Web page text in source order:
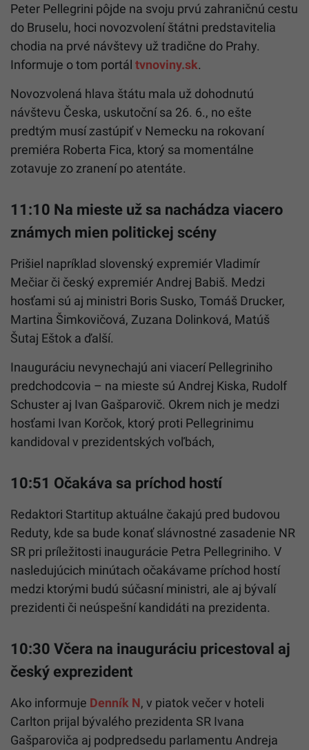
Peter Pellegrini pôjde na svoju prvú zahraničnú cestu
do Bruselu, hoci novozvolení štátni predstavitelia
chodia na prvé návštevy už tradične do Prahy.
Informuje o tom portál tvnoviny.sk.
Novozvolená hlava štátu mala už dohodnutú
návštevu Česka, uskutoční sa 26. 6., no ešte
predtým musí zastúpiť v Nemecku na rokovaní
premiéra Roberta Fica, ktorý sa momentálne
zotavuje zo zranení po atentáte.
11:10 Na mieste už sa nachádza viacero
známych mien politickej scény
Prišiel napríklad slovenský expremiér Vladimír
Mečiar či český expremiér Andrej Babiš. Medzi
hosťami sú aj ministri Boris Susko, Tomáš Drucker,
Martina Šimkovičová, Zuzana Dolinková, Matúš
Šutaj Eštok a ďalší.
Inauguráciu nevynechajú ani viacerí Pellegriniho
predchodcovia – na mieste sú Andrej Kiska, Rudolf
Schuster aj Ivan Gašparovič. Okrem nich je medzi
hosťami Ivan Korčok, ktorý proti Pellegrinimu
kandidoval v prezidentských voľbách,
10:51 Očakáva sa príchod hostí
Redaktori Startitup aktuálne čakajú pred budovou
Reduty, kde sa bude konať slávnostné zasadenie NR
SR pri príležitosti inaugurácie Petra Pellegriniho. V
nasledujúcich minútach očakávame príchod hostí
medzi ktorými budú súčasní ministri, ale aj bývalí
prezidenti či neúspešní kandidáti na prezidenta.
10:30 Včera na inauguráciu pricestoval aj
český exprezident
Ako informuje Denník N, v piatok večer v hoteli
Carlton prijal bývalého prezidenta SR Ivana
Gašparoviča aj podpredsedu parlamentu Andreja